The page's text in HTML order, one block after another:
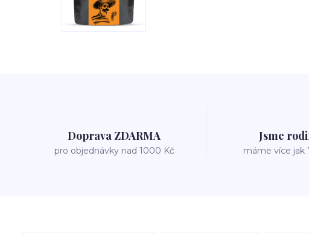
Doprava ZDARMA
pro objednávky nad 1000 Kč
Jsme
máme více jak